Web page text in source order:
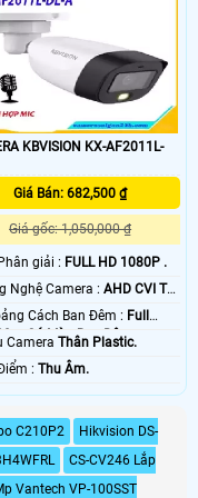
KBVISION KX-AF2011L-
Giá Bán: 682,500 ₫
Giá gốc: 1,050,000 ₫
Phân giải : FULL HD 1080P .
✳️ Công Nghệ Camera :AHD CVI TVI
🔅 Khoảng Cách Ban Đêm : Full
Có Màu Ban Đêm.
CameraThân Plastic.
️🛃 Ưu Điểm :Thu Âm.
C210P2
Hikvision DS-
CS-CV246 Lắp
Vantech VP-100SST